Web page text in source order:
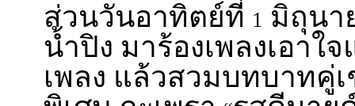
ส่วนวันอาทิตย์ที่ 1 มิถุนา
น้ำปิง มาร้องเพลงเอาใ
เพลง แล้วสวมบทบาทคู่